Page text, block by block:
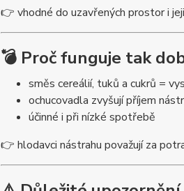
👉 vhodné do uzavřených prostor i
💣 Proč funguje tak
směs cereálií, tuků a cukrů =
ochucovadla zvyšují příjem
účinné i při nízké spotřebě
👉 hlodavci nástrahu považují za